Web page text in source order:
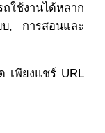
ช้งานได้หลาก
, การสอนและ
เพียงแชร์ URL